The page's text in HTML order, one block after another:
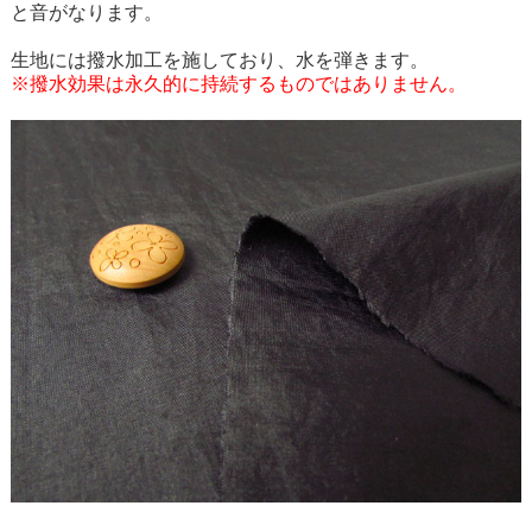
と音がなります。
生地には撥水加工を施しており、水を弾きます。
※撥水効果は永久的に持続するものではありません。